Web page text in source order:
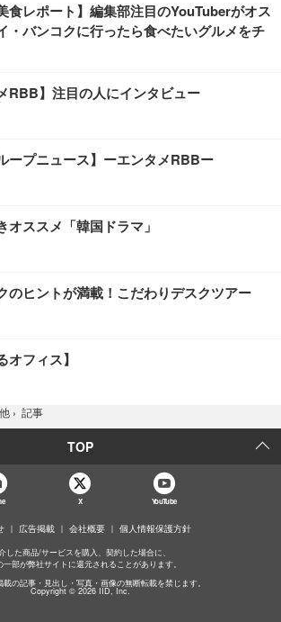
食レポート】編集部注目のYouTuberがオス
・バンコクに行ったら食べたいグルメをチ
RBB】注目の人にインタビュー
ープニュース】ーエンタメRBBー
オススメ「韓国ドラマ」
のヒントが満載！こだわりデスクツアー
オフィス】
› 記事
TOP
X YouTube
広告掲載 会社概要 個人情報保護方針
した商品/サービスを購入、契約した場合に、
一部が弊社サイトに還元されることがあります。
載の記事・見出し・写真・画像の無断転載を禁じます。
Copyright © 2026 IID, Inc.